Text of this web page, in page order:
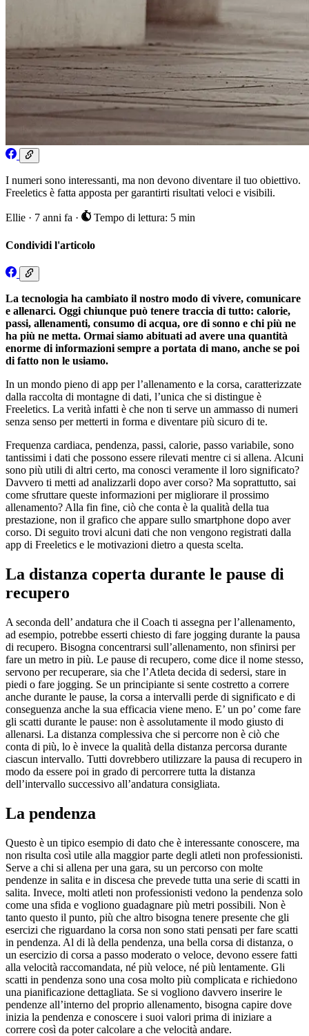
I numeri sono interessanti, ma non devono diventare il tuo obiettivo.
Freeletics è fatta apposta per garantirti risultati veloci e visibili.
Ellie · 7 anni fa · Tempo di lettura: 5 min
Condividi l'articolo
La tecnologia ha cambiato il nostro modo di vivere, comunicare
e allenarci. Oggi chiunque può tenere traccia di tutto: calorie,
passi, allenamenti, consumo di acqua, ore di sonno e chi più ne
ha più ne metta. Ormai siamo abituati ad avere una quantità
enorme di informazioni sempre a portata di mano, anche se poi
di fatto non le usiamo.
In un mondo pieno di app per l’allenamento e la corsa, caratterizzate
dalla raccolta di montagne di dati, l’unica che si distingue è
Freeletics. La verità infatti è che non ti serve un ammasso di numeri
senza senso per metterti in forma e diventare più sicuro di te.
Frequenza cardiaca, pendenza, passi, calorie, passo variabile, sono
tantissimi i dati che possono essere rilevati mentre ci si allena. Alcuni
sono più utili di altri certo, ma conosci veramente il loro significato?
Davvero ti metti ad analizzarli dopo aver corso? Ma soprattutto, sai
come sfruttare queste informazioni per migliorare il prossimo
allenamento? Alla fin fine, ciò che conta è la qualità della tua
prestazione, non il grafico che appare sullo smartphone dopo aver
corso. Di seguito trovi alcuni dati che non vengono registrati dalla
app di Freeletics e le motivazioni dietro a questa scelta.
La distanza coperta durante le pause di
recupero
A seconda dell’ andatura che il Coach ti assegna per l’allenamento,
ad esempio, potrebbe esserti chiesto di fare jogging durante la pausa
di recupero. Bisogna concentrarsi sull’allenamento, non sfinirsi per
fare un metro in più. Le pause di recupero, come dice il nome stesso,
servono per recuperare, sia che l’Atleta decida di sedersi, stare in
piedi o fare jogging. Se un principiante si sente costretto a correre
anche durante le pause, la corsa a intervalli perde di significato e di
conseguenza anche la sua efficacia viene meno. E’ un po’ come fare
gli scatti durante le pause: non è assolutamente il modo giusto di
allenarsi. La distanza complessiva che si percorre non è ciò che
conta di più, lo è invece la qualità della distanza percorsa durante
ciascun intervallo. Tutti dovrebbero utilizzare la pausa di recupero in
modo da essere poi in grado di percorrere tutta la distanza
dell’intervallo successivo all’andatura consigliata.
La pendenza
Questo è un tipico esempio di dato che è interessante conoscere, ma
non risulta così utile alla maggior parte degli atleti non professionisti.
Serve a chi si allena per una gara, su un percorso con molte
pendenze in salita e in discesa che prevede tutta una serie di scatti in
salita. Invece, molti atleti non professionisti vedono la pendenza solo
come una sfida e vogliono guadagnare più metri possibili. Non è
tanto questo il punto, più che altro bisogna tenere presente che gli
esercizi che riguardano la corsa non sono stati pensati per fare scatti
in pendenza. Al di là della pendenza, una bella corsa di distanza, o
un esercizio di corsa a passo moderato o veloce, devono essere fatti
alla velocità raccomandata, né più veloce, né più lentamente. Gli
scatti in pendenza sono una cosa molto più complicata e richiedono
una pianificazione dettagliata. Se si vogliono davvero inserire le
pendenze all’interno del proprio allenamento, bisogna capire dove
inizia la pendenza e conoscere i suoi valori prima di iniziare a
correre così da poter calcolare a che velocità andare.